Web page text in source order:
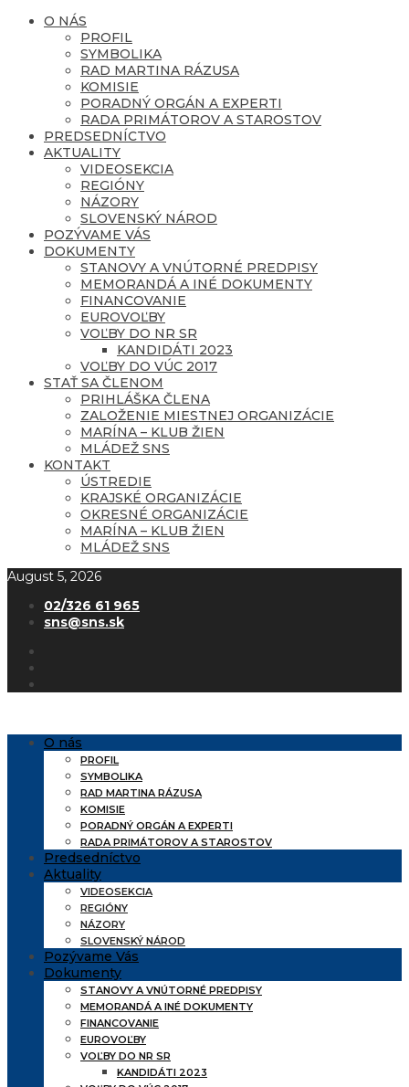
O NÁS
PROFIL
SYMBOLIKA
RAD MARTINA RÁZUSA
KOMISIE
PORADNÝ ORGÁN A EXPERTI
RADA PRIMÁTOROV A STAROSTOV
PREDSEDNÍCTVO
AKTUALITY
VIDEOSEKCIA
REGIÓNY
NÁZORY
SLOVENSKÝ NÁROD
POZÝVAME VÁS
DOKUMENTY
STANOVY A VNÚTORNÉ PREDPISY
MEMORANDÁ A INÉ DOKUMENTY
FINANCOVANIE
EUROVOĽBY
VOĽBY DO NR SR
KANDIDÁTI 2023
VOĽBY DO VÚC 2017
STAŤ SA ČLENOM
PRIHLÁŠKA ČLENA
ZALOŽENIE MIESTNEJ ORGANIZÁCIE
MARÍNA – KLUB ŽIEN
MLÁDEŽ SNS
KONTAKT
ÚSTREDIE
KRAJSKÉ ORGANIZÁCIE
OKRESNÉ ORGANIZÁCIE
MARÍNA – KLUB ŽIEN
MLÁDEŽ SNS
August 5, 2026
02/326 61 965
sns@sns.sk
O nás
PROFIL
SYMBOLIKA
RAD MARTINA RÁZUSA
KOMISIE
PORADNÝ ORGÁN A EXPERTI
RADA PRIMÁTOROV A STAROSTOV
Predsedníctvo
Aktuality
VIDEOSEKCIA
REGIÓNY
NÁZORY
SLOVENSKÝ NÁROD
Pozývame Vás
Dokumenty
STANOVY A VNÚTORNÉ PREDPISY
MEMORANDÁ A INÉ DOKUMENTY
FINANCOVANIE
EUROVOĽBY
VOĽBY DO NR SR
KANDIDÁTI 2023